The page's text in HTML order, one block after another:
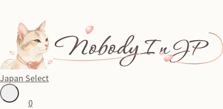
Japan Select
0